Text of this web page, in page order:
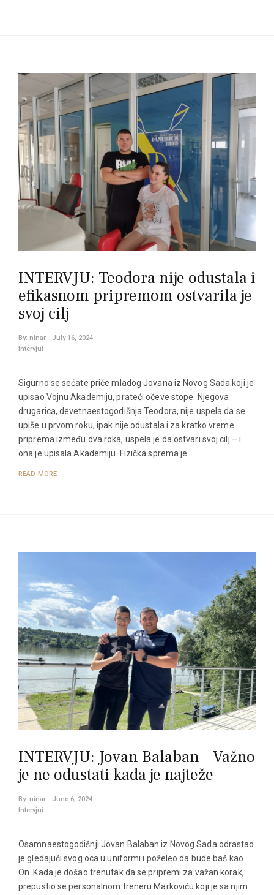
INTERVJU: Teodora nije odustala i
efikasnom pripremom ostvarila je
svoj cilj
By: ninar
July 16, 2024
Intervjui
Sigurno se sećate priče mladog Jovana iz Novog Sada koji je
upisao Vojnu Akademiju, prateći očeve stope. Njegova
drugarica, devetnaestogodišnja Teodora, nije uspela da se
upiše u prvom roku, ipak nije odustala i za kratko vreme
priprema između dva roka, uspela je da ostvari svoj cilj – i
ona je upisala Akademiju. Fizička sprema je…
READ MORE
INTERVJU: Jovan Balaban – Važno
je ne odustati kada je najteže
By: ninar
June 6, 2024
Intervjui
Osamnaestogodišnji Jovan Balaban iz Novog Sada odrastao
je gledajući svog oca u uniformi i poželeo da bude baš kao
On. Kada je došao trenutak da se pripremi za važan korak,
prepustio se personalnom treneru Markoviću koji je sa njim